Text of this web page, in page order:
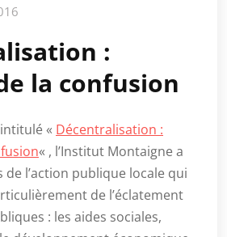
:
la confusion
« Décentralisation :
« , l’Institut Montaigne a
de l’action publique locale qui
de l’éclatement
: les aides sociales,